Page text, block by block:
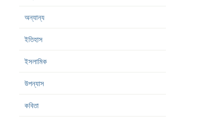
অন্যান্য
ইতিহাস
ইসলামিক
উপন্যাস
কবিতা